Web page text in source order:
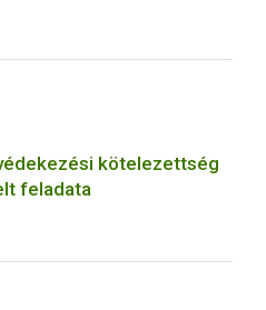
kötelezettség
feladata